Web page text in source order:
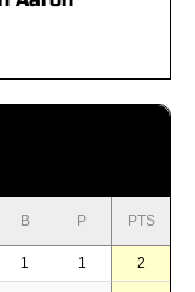
B P PTS
1 1 2